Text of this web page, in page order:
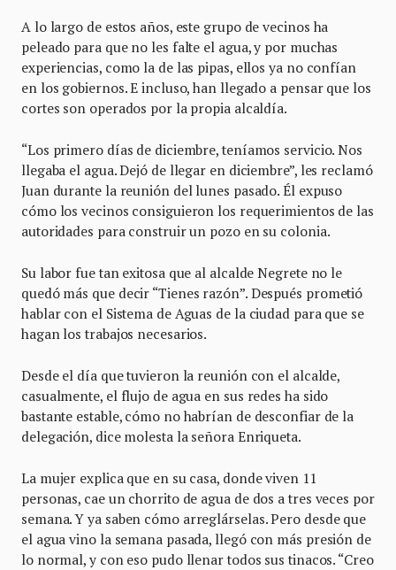
A lo largo de estos años, este grupo de vecinos ha
peleado para que no les falte el agua, y por muchas
experiencias, como la de las pipas, ellos ya no confían
en los gobiernos. E incluso, han llegado a pensar que los
cortes son operados por la propia alcaldía.
“Los primero días de diciembre, teníamos servicio. Nos
llegaba el agua. Dejó de llegar en diciembre”, les reclamó
Juan durante la reunión del lunes pasado. Él expuso
cómo los vecinos consiguieron los requerimientos de las
autoridades para construir un pozo en su colonia.
Su labor fue tan exitosa que al alcalde Negrete no le
quedó más que decir “Tienes razón”. Después prometió
hablar con el Sistema de Aguas de la ciudad para que se
hagan los trabajos necesarios.
Desde el día que tuvieron la reunión con el alcalde,
casualmente, el flujo de agua en sus redes ha sido
bastante estable, cómo no habrían de desconfiar de la
delegación, dice molesta la señora Enriqueta.
La mujer explica que en su casa, donde viven 11
personas, cae un chorrito de agua de dos a tres veces por
semana. Y ya saben cómo arreglárselas. Pero desde que
el agua vino la semana pasada, llegó con más presión de
lo normal, y con eso pudo llenar todos sus tinacos. “Creo